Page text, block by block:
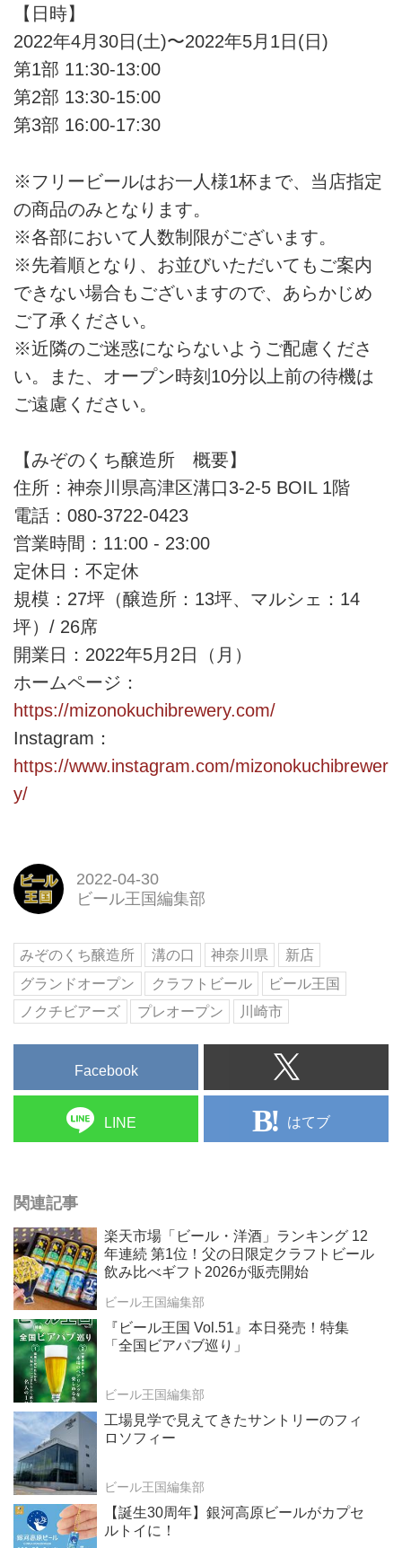
【日時】
2022年4月30日(土)〜2022年5月1日(日)
第1部 11:30-13:00
第2部 13:30-15:00
第3部 16:00-17:30
※フリービールはお一人様1杯まで、当店指定
の商品のみとなります。
※各部において人数制限がございます。
※先着順となり、お並びいただいてもご案内
できない場合もございますので、あらかじめ
ご了承ください。
※近隣のご迷惑にならないようご配慮くださ
い。また、オープン時刻10分以上前の待機は
ご遠慮ください。
【みぞのくち醸造所 概要】
住所：神奈川県高津区溝口3-2-5 BOIL 1階
電話：080-3722-0423
営業時間：11:00 - 23:00
定休日：不定休
規模：27坪（醸造所：13坪、マルシェ：14
坪）/ 26席
開業日：2022年5月2日（月）
ホームページ：
https://mizonokuchibrewery.com/
Instagram：
https://www.instagram.com/mizonokuchibrewer
y/
2022-04-30
ビール王国編集部
みぞのくち醸造所 溝の口 神奈川県
新店
グランドオープン
クラフトビール
ビール王国
ノクチビアーズ
プレオープン 川崎市
Facebook
LINE はてブ
関連記事
楽天市場「ビール・洋酒」ランキング 12
年連続 第1位！父の日限定クラフトビール
飲み比べギフト2026が販売開始
ビール王国編集部
『ビール王国 Vol.51』本日発売！特集
「全国ビアパブ巡り」
ビール王国編集部
工場見学で見えてきたサントリーのフィ
ロソフィー
ビール王国編集部
【誕生30周年】銀河高原ビールがカプセ
ルトイに！